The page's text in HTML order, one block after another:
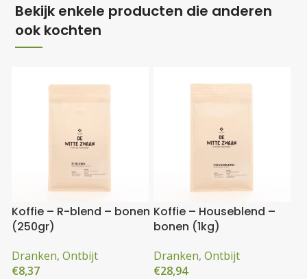
Bekijk enkele producten die anderen
ook kochten
Koffie – R-blend – bonen
(250gr)
Dranken, Ontbijt
€8,37
Koffie – Houseblend –
bonen (1kg)
Dranken, Ontbijt
€28,94